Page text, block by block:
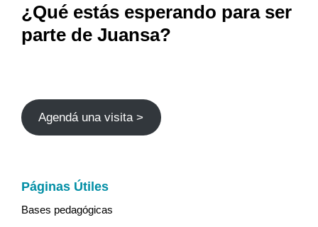
¿Qué estás esperando para ser
parte de Juansa?
Agendá una visita >
Páginas Útiles
Bases pedagógicas